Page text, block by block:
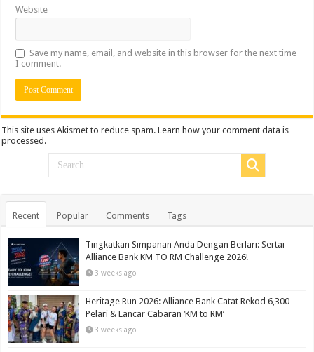
Website
Save my name, email, and website in this browser for the next time
I comment.
This site uses Akismet to reduce spam.Learn how your comment data is
processed.
Recent Popular Comments Tags
Tingkatkan Simpanan Anda Dengan Berlari: Sertai
Alliance Bank KM TO RM Challenge 2026!
3 weeks ago
Heritage Run 2026: Alliance Bank Catat Rekod 6,300
Pelari & Lancar Cabaran ‘KM to RM’
3 weeks ago